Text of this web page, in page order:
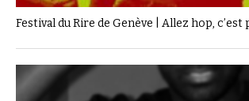
Festival du Rire de Genève | Allez hop, c’est